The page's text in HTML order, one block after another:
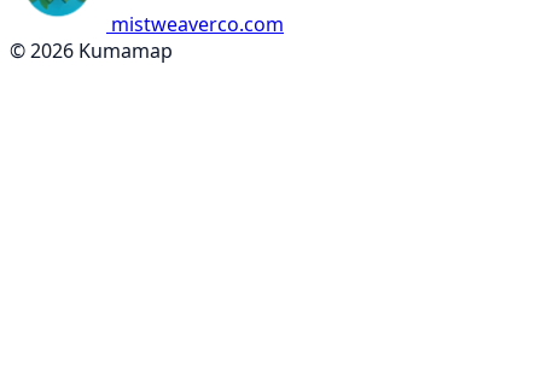
mistweaverco.com
© 2026 Kumamap